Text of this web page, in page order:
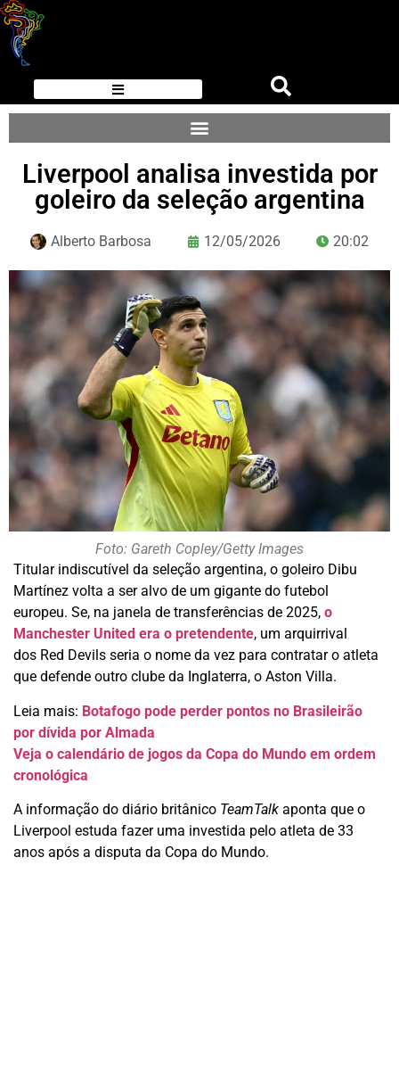
Liverpool analisa investida por
goleiro da seleção argentina
Alberto Barbosa 12/05/2026 20:02
Foto: Gareth Copley/Getty Images
Titular indiscutível da seleção argentina, o goleiro Dibu
Martínez volta a ser alvo de um gigante do futebol
europeu. Se, na janela de transferências de 2025, o
Manchester United era o pretendente, um arquirrival
dos Red Devils seria o nome da vez para contratar o atleta
que defende outro clube da Inglaterra, o Aston Villa.
Leia mais: Botafogo pode perder pontos no Brasileirão
por dívida por Almada
Veja o calendário de jogos da Copa do Mundo em ordem
cronológica
A informação do diário britânico TeamTalk aponta que o
Liverpool estuda fazer uma investida pelo atleta de 33
anos após a disputa da Copa do Mundo.